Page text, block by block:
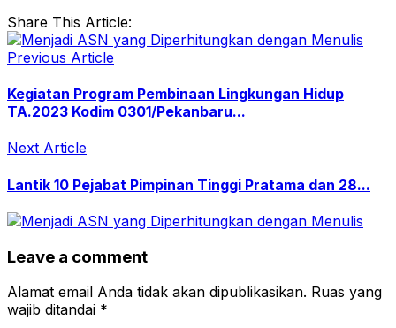
Share This Article:
Previous Article
Kegiatan Program Pembinaan Lingkungan Hidup
TA.2023 Kodim 0301/Pekanbaru...
Next Article
Lantik 10 Pejabat Pimpinan Tinggi Pratama dan 28...
Leave a comment
Alamat email Anda tidak akan dipublikasikan. Ruas yang
wajib ditandai *